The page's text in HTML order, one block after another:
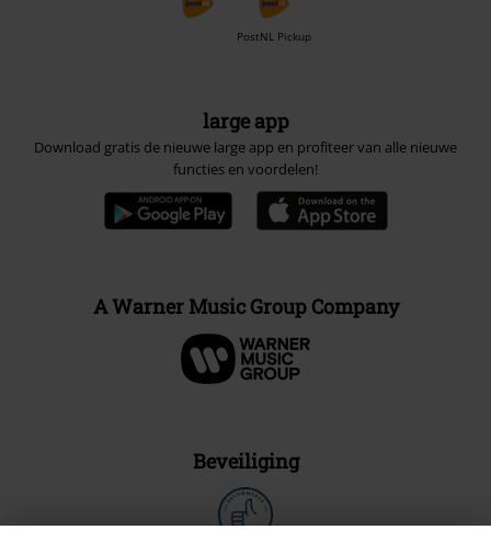
PostNL Pickup
large app
Download gratis de nieuwe large app en profiteer van alle nieuwe
functies en voordelen!
A Warner Music Group Company
Beveiliging